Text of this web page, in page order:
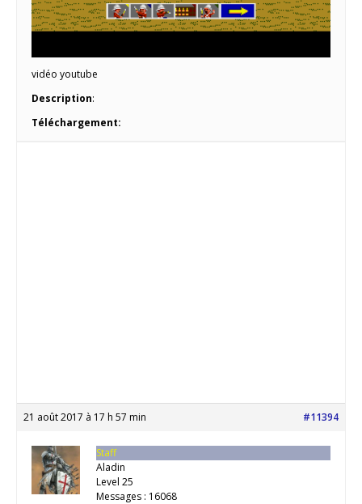
vidéo youtube
Description:
Téléchargement:
21 août 2017 à 17 h 57 min #11394
Staff
Aladin
Level 25
Messages : 16068